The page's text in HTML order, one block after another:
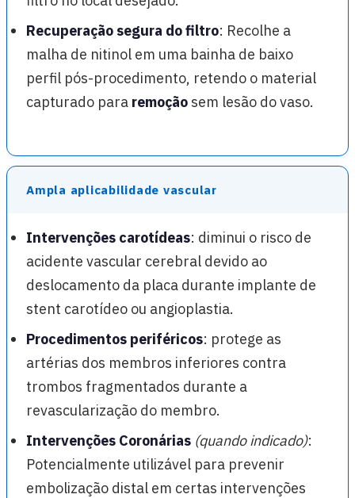
Recuperação segura do filtro: Recolhe a
malha de nitinol em uma bainha de baixo
perfil pós-procedimento, retendo o material
capturado para remoção sem lesão do vaso.
Ampla aplicabilidade vascular
Intervenções carotídeas: diminui o risco de
acidente vascular cerebral devido ao
deslocamento da placa durante implante de
stent carotídeo ou angioplastia.
Procedimentos periféricos: protege as
artérias dos membros inferiores contra
trombos fragmentados durante a
revascularização do membro.
Intervenções Coronárias (quando indicado):
Potencialmente utilizável para prevenir
embolização distal em certas intervenções